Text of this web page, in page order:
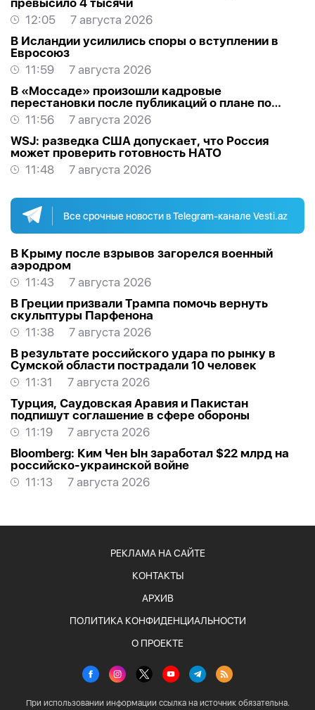
превысило 4 тысячи
12:05
7 августа 2026
В Исландии усилились споры о вступлении в
Евросоюз
11:59
7 августа 2026
В «Моссаде» произошли кадровые
перестановки после публикаций о плане по
Ирану
11:56
7 августа 2026
WSJ: разведка США допускает, что Россия
может проверить готовность НАТО
11:48
7 августа 2026
Все срочные новости в Telegram-канале Vesti.az
В Крыму после взрывов загорелся военный
аэродром
11:43
7 августа 2026
В Греции призвали Трампа помочь вернуть
скульптуры Парфенона
11:38
7 августа 2026
В результате российского удара по рынку в
Сумской области пострадали 10 человек
11:31
7 августа 2026
Турция, Саудовская Аравия и Пакистан
подпишут соглашение в сфере обороны
11:19
7 августа 2026
Bloomberg: Ким Чен Ын заработал $22 млрд на
российско-украинской войне
11:13
7 августа 2026
РЕКЛАМА НА САЙТЕ
КОНТАКТЫ
АРХИВ
ПОЛИТИКА КОНФИДЕНЦИАЛЬНОСТИ
О ПРОЕКТЕ
При использовании информации ссылка на источник обязательна.